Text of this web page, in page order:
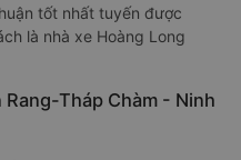
tốt nhất tuyến được
là nhà xe Hoàng Long
Tháp Chàm - Ninh